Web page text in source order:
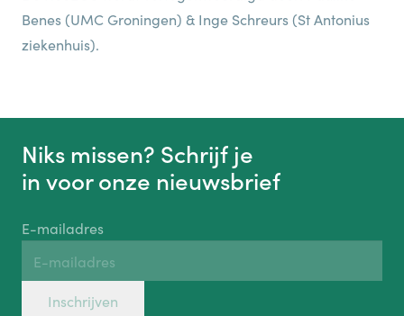
Benes (UMC Groningen) & Inge Schreurs (St Antonius
ziekenhuis).
Niks missen? Schrijf je
in voor onze nieuwsbrief
E-mailadres
Inschrijven